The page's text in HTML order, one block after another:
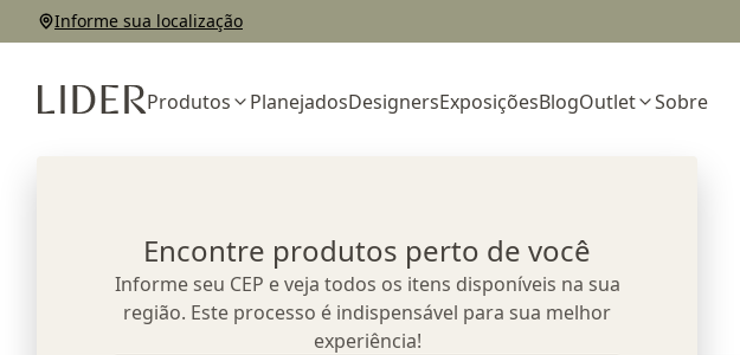
Informe sua localização
Produtos PlanejadosDesignersExposiçõesBlogOutlet Sobre
Encontre produtos perto de você
Informe seu CEP e veja todos os itens disponíveis na sua
região. Este processo é indispensável para sua melhor
experiência!
Cabideiros
produtosencontrados